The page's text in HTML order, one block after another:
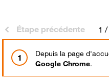
Étape précédente 1 /
Depuis la page
Google Chrome.